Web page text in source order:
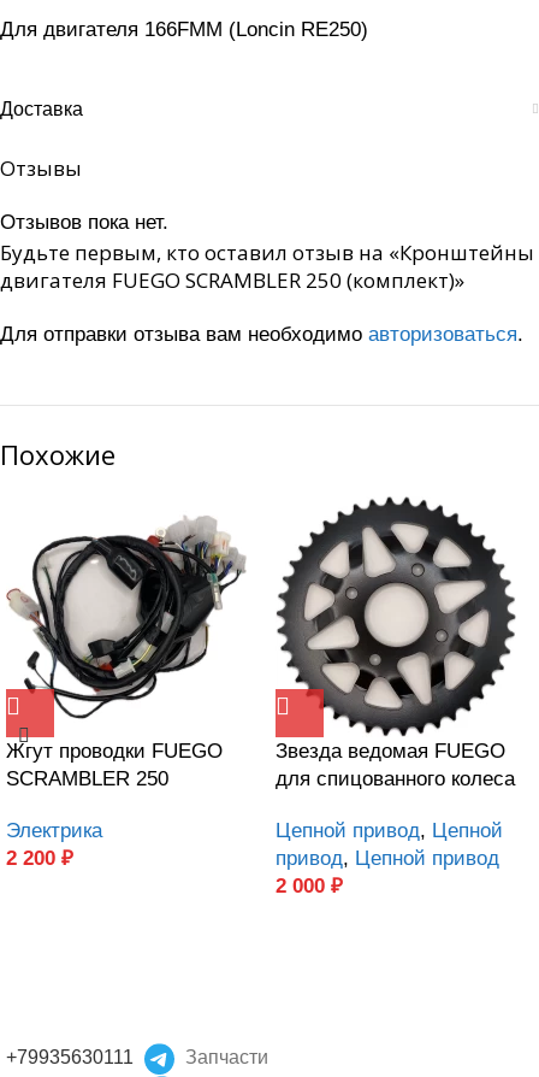
Для двигателя 166FMM (Loncin RE250)
Доставка
Отзывы
Отзывов пока нет.
Будьте первым, кто оставил отзыв на «Кронштейны
двигателя FUEGO SCRAMBLER 250 (комплект)»
Для отправки отзыва вам необходимо авторизоваться.
Похожие
Жгут проводки FUEGO
SCRAMBLER 250
Электрика
2 200 ₽
Звезда ведомая FUEGO
для спицованного колеса
Цепной привод, Цепной
привод, Цепной привод
2 000 ₽
+79935630111
Запчасти